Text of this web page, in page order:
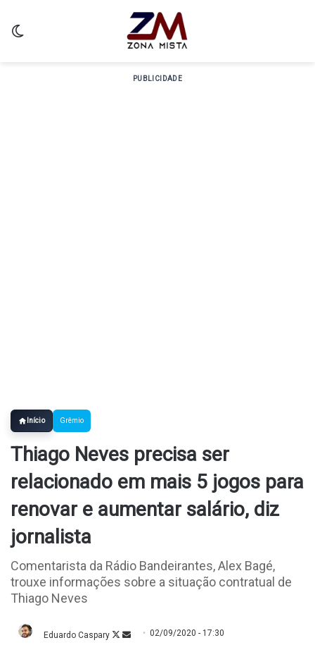
PUBLICIDADE
Início Grêmio
Thiago Neves precisa ser
relacionado em mais 5 jogos para
renovar e aumentar salário, diz
jornalista
Comentarista da Rádio Bandeirantes, Alex Bagé,
trouxe informações sobre a situação contratual de
Thiago Neves
Eduardo Caspary FollowMande
02/09/2020 - 17:30